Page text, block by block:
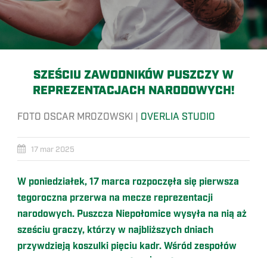
SZEŚCIU ZAWODNIKÓW PUSZCZY W
REPREZENTACJACH NARODOWYCH!
FOTO OSCAR MROZOWSKI | OVERLIA STUDIO
17 mar 2025
W poniedziałek, 17 marca rozpoczęła się pierwsza
tegoroczna przerwa na mecze reprezentacji
narodowych. Puszcza Niepołomice wysyła na nią aż
sześciu graczy, którzy w najbliższych dniach
przywdzieją koszulki pięciu kadr. Wśród zespołów